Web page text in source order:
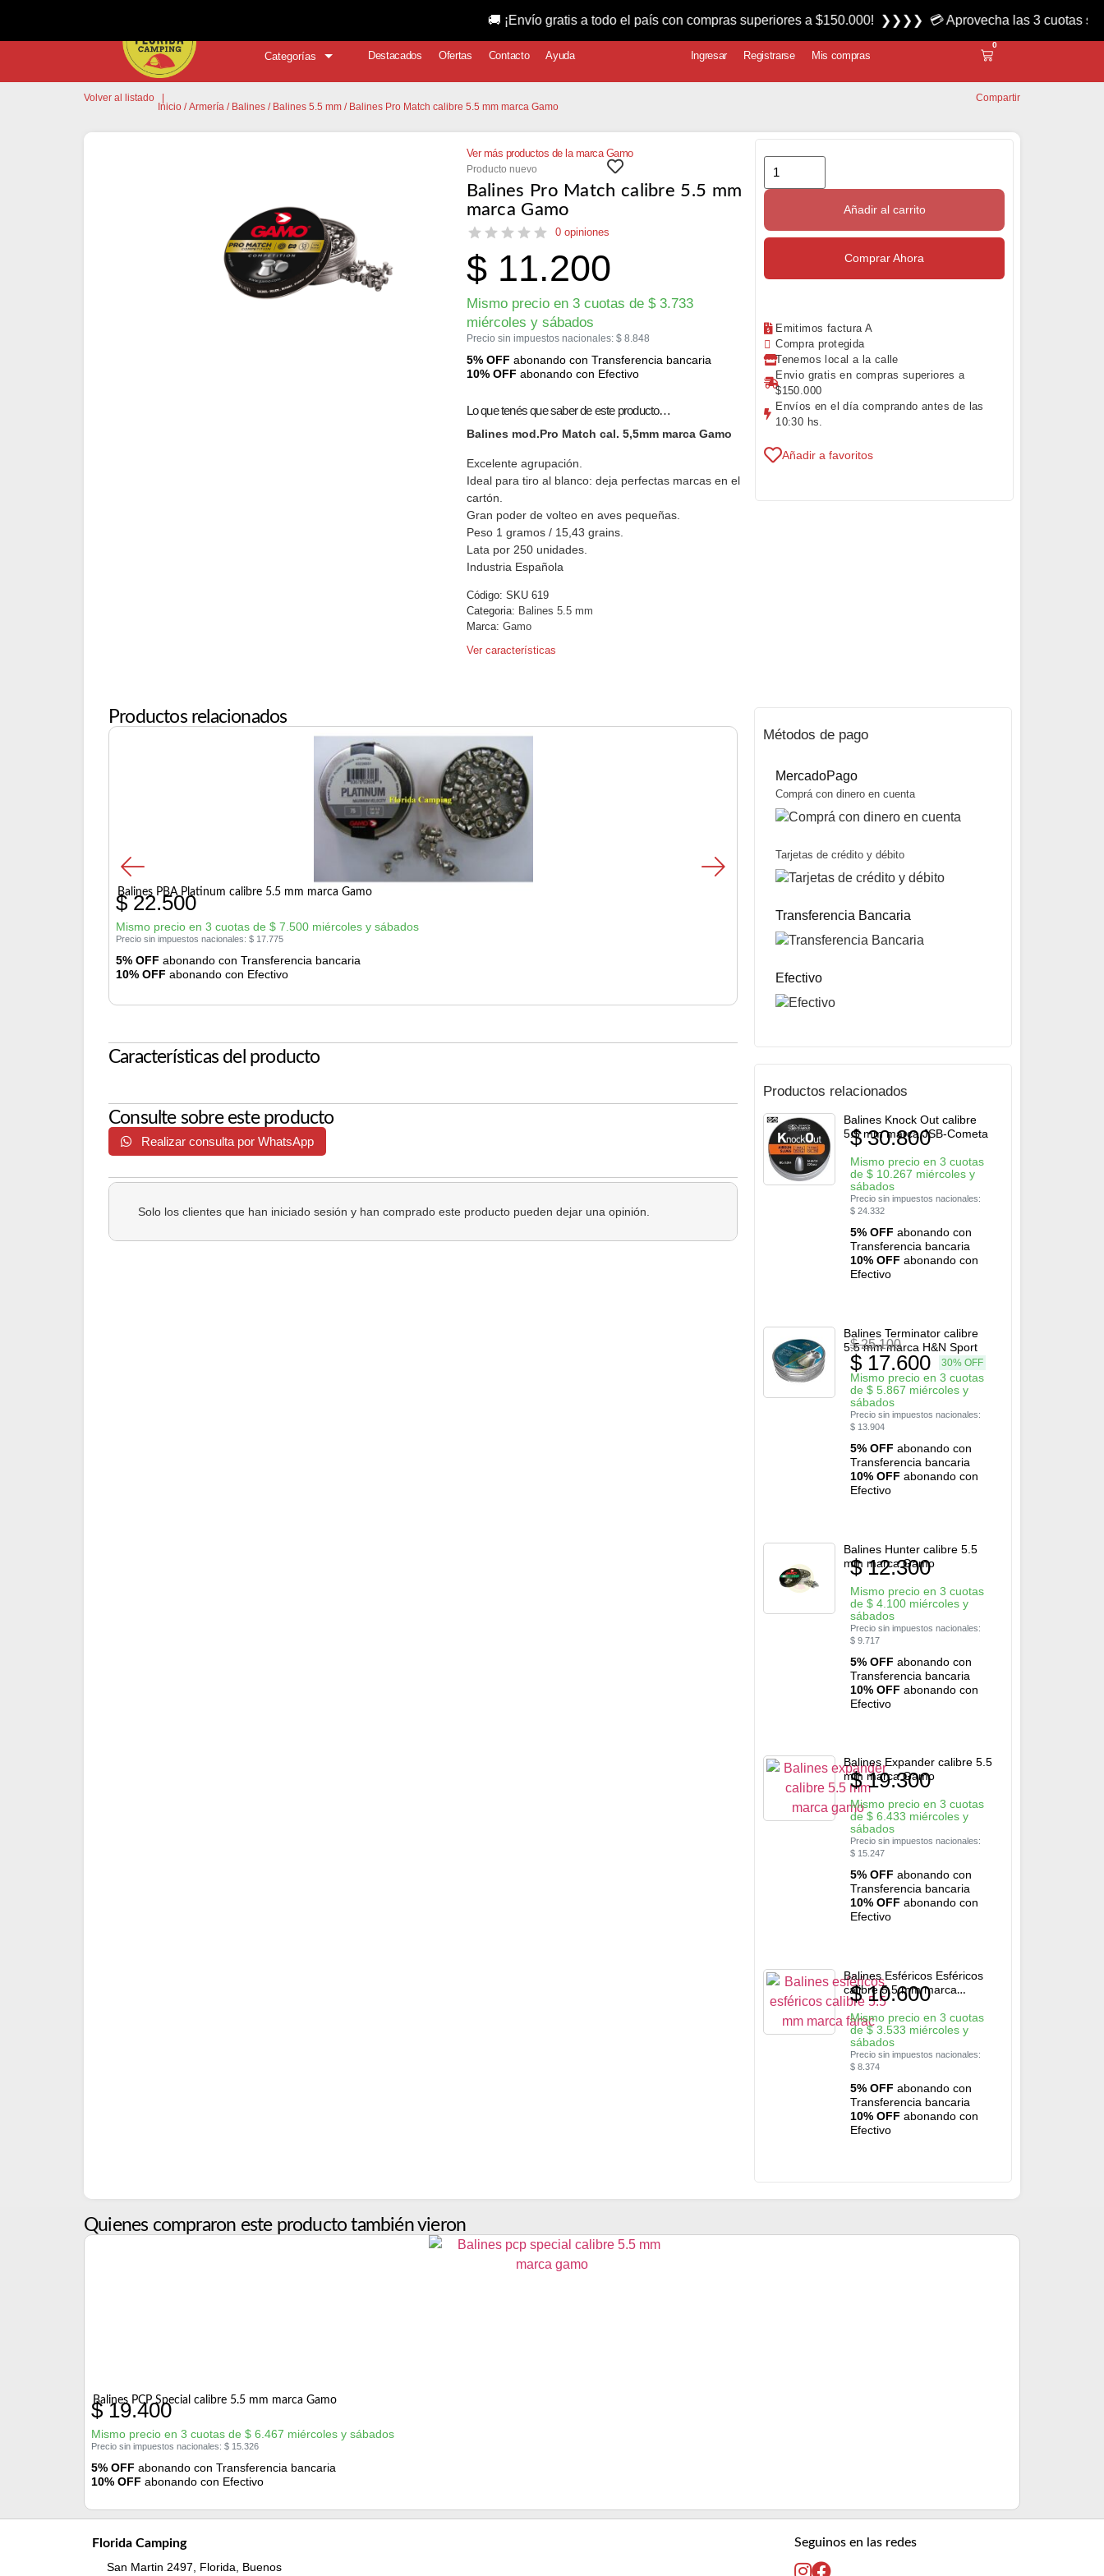
Categorías Destacados Ofertas Contacto Ayuda Ingresar Registrarse Mis compras
0
Volver al listado
Inicio /Armería / Balines / Balines 5.5 mm / Balines Pro Match calibre 5.5 mm marca Gamo
Compartir
Ver más productos de la marca Gamo
Producto nuevo
Balines Pro Match calibre 5.5 mm
marca Gamo
0 opiniones
$11.200
Mismo precio en 3 cuotas de $3.733
miércoles y sábados
Precio sin impuestos nacionales: $8.848
5% OFF abonando con Transferencia bancaria
10% OFF abonando con Efectivo
Lo que tenés que saber de este producto…
Balines mod.Pro Match cal. 5,5mm marca Gamo
Excelente agrupación.
Ideal para tiro al blanco: deja perfectas marcas en el
cartón.
Gran poder de volteo en aves pequeñas.
Peso 1 gramos / 15,43 grains.
Lata por 250 unidades.
Industria Española
Código: SKU 619
Categoria: Balines 5.5 mm
Marca: Gamo
Ver características
Añadir al carrito
Comprar Ahora
Emitimos factura A
Compra protegida
Tenemos local a la calle
Envio gratis en compras superiores a
$150.000
Envíos en el día comprando antes de las
10:30 hs.
Añadir a favoritos
Productos relacionados
Balines PBA Platinum calibre 5.5 mm marca Gamo
$22.500
Mismo precio en 3 cuotas de $ 7.500 miércoles y sábados
Precio sin impuestos nacionales: $ 17.775
5% OFF abonando con Transferencia bancaria
10% OFF abonando con Efectivo
12.000 20% OFF
Mismo precio en 3 cuotas de
Precio sin impuestos nacionales:$9.480
10% OFFabonando con Efectivo
Características del producto
Consulte sobre este producto
Realizar consulta por WhatsApp
Solo los clientes que han iniciado sesión y han comprado este producto pueden dejar una opinión.
Métodos de pago
MercadoPago
Comprá con dinero en cuenta
Tarjetas de crédito y débito
Transferencia Bancaria
Efectivo
Productos relacionados
Balines Knock Out calibre
5.5 mm marca JSB-Cometa
$30.800
Mismo precio en 3 cuotas
de $10.267 miércoles y
sábados
Precio sin impuestos nacionales:
$24.332
5% OFF abonando con
Transferencia bancaria
10% OFF abonando con
Efectivo
Balines Terminator calibre
5.5 mm marca H&N Sport
$25.100
$17.600 30% OFF
Mismo precio en 3 cuotas
de $5.867 miércoles y
sábados
Precio sin impuestos nacionales:
$13.904
5% OFF abonando con
Transferencia bancaria
10% OFF abonando con
Efectivo
Balines Hunter calibre 5.5
mm marca Gamo
$12.300
Mismo precio en 3 cuotas
de $4.100miércoles y
sábados
Precio sin impuestos nacionales:
$9.717
5% OFF abonando con
Transferencia bancaria
10% OFF abonando con
Efectivo
Balines Expander calibre 5.5
mm marca Gamo
$19.300
Mismo precio en 3 cuotas
de $6.433 miércoles y
sábados
Precio sin impuestos nacionales:
$15.247
5% OFF abonando con
Transferencia bancaria
10% OFF abonando con
Efectivo
Balines Esféricos Esféricos
calibre 5.5 mm marca
FARAC
$10.600
Mismo precio en 3 cuotas
de$3.533 miércoles y
sábados
Precio sin impuestos nacionales:
$8.374
5% OFF abonando con
Transferencia bancaria
10% OFF abonando con
Efectivo
Quienes compraron este producto también vieron
Balines PCP Special calibre 5.5 mm marca Gamo
$19.400
Mismo precio en 3 cuotas de $ 6.467 miércoles y sábados
Precio sin impuestos nacionales: $ 15.326
5% OFF abonando con Transferencia bancaria
10% OFF abonando con Efectivo
Florida Camping
San Martin 2497, Florida, Buenos
Seguinos en las redes
🚚 ¡Envío gratis a todo el país con compras superiores a $150.000! ❯❯❯❯ 💳 Aprovecha las 3 cuotas sin interés